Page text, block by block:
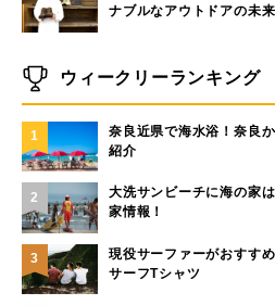
ナブルなアウトドアの未来
ウィークリーランキング
1
奈良近県で海水浴！奈良
紹介
2
大洗サンビーチに海の家
家情報！
3
現役サーファーがおすす
サーフTシャツ